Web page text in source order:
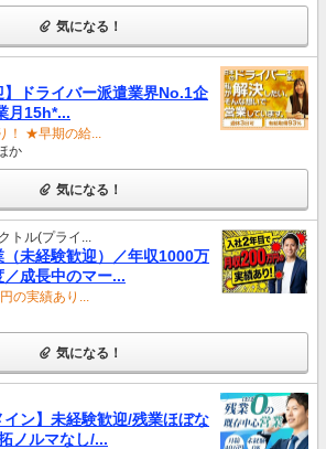
気になる！
ドライバー派遣業界No.1企
月15h*...
！ ★早期の給...
か
気になる！
トル(プライ...
未経験歓迎）／年収1000万
成長中のマー...
の実績あり...
気になる！
ン】未経験歓迎/残業ほぼな
ノルマなし/...